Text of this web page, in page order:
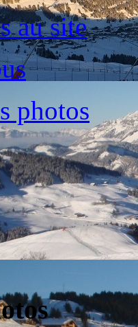
au site
photos